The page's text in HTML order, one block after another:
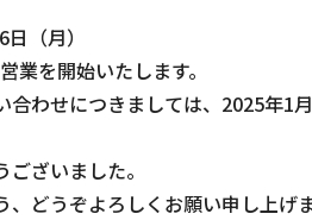
（月）
を開始いたします。
わせにつきましては、2025年1
ざいました。
どうぞよろしくお願い申し上げま